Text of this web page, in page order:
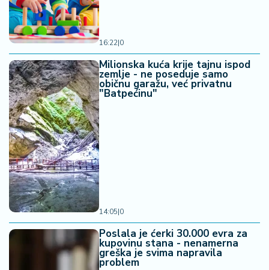
16:22|0
Milionska kuća krije tajnu ispod
zemlje - ne poseduje samo
običnu garažu, već privatnu
"Batpećinu"
14:05|0
Poslala je ćerki 30.000 evra za
kupovinu stana - nenamerna
greška je svima napravila
problem